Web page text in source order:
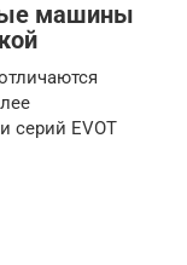
машины
серий EVOT